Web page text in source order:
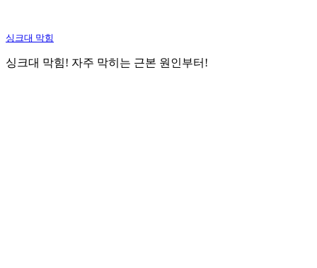
싱크대 막힘
싱크대 막힘! 자주 막히는 근본 원인부터!